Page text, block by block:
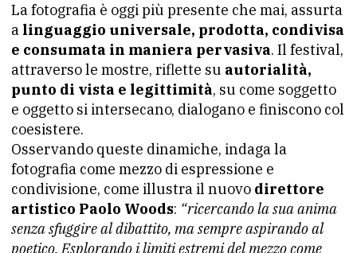
La fotografia è oggi più presente che mai, assurta
a linguaggio universale, prodotta, condivisa
e consumata in maniera pervasiva. Il festival,
attraverso le mostre, riflette su autorialità,
punto di vista e legittimità, su come soggetto
e oggetto si intersecano, dialogano e finiscono col
coesistere.
Osservando queste dinamiche, indaga la
fotografia come mezzo di espressione e
condivisione, come illustra il nuovo direttore
artistico Paolo Woods: “ricercando la sua anima
senza sfuggire al dibattito, ma sempre aspirando al
poetico. Esplorando i limiti estremi del mezzo come